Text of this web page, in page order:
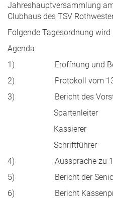
Jahreshauptversammlung
Clubhaus des TSV
Folgende Tagesordnung
Agenda
1) Eröffnung und
2) Protokoll vom
3) Bericht des
Spartenleiter
Kassierer
Schriftführer
4) Aussprache zu
5) Bericht der
6) Bericht